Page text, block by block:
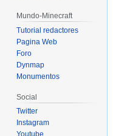
Mundo-Minecraft
Tutorial redactores
Pagina Web
Foro
Dynmap
Monumentos
Social
Twitter
Instagram